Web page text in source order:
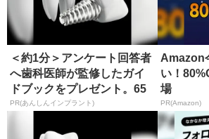
＜約1分＞アンケート回答者
へ歯科医師が監修したガイ
ドブックをプレゼント。65
歳以...
PR(あんしんインプラント)
Amazon
い！
場
PR(Amazon)